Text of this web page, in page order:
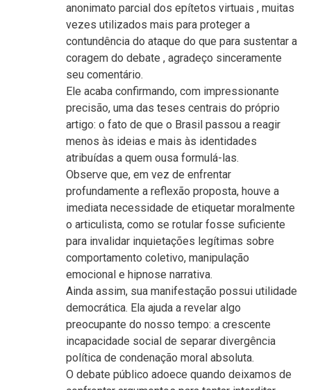
anonimato parcial dos epítetos virtuais , muitas
vezes utilizados mais para proteger a
contundência do ataque do que para sustentar a
coragem do debate , agradeço sinceramente
seu comentário.
Ele acaba confirmando, com impressionante
precisão, uma das teses centrais do próprio
artigo: o fato de que o Brasil passou a reagir
menos às ideias e mais às identidades
atribuídas a quem ousa formulá-las.
Observe que, em vez de enfrentar
profundamente a reflexão proposta, houve a
imediata necessidade de etiquetar moralmente
o articulista, como se rotular fosse suficiente
para invalidar inquietações legítimas sobre
comportamento coletivo, manipulação
emocional e hipnose narrativa.
Ainda assim, sua manifestação possui utilidade
democrática. Ela ajuda a revelar algo
preocupante do nosso tempo: a crescente
incapacidade social de separar divergência
política de condenação moral absoluta.
O debate público adoece quando deixamos de